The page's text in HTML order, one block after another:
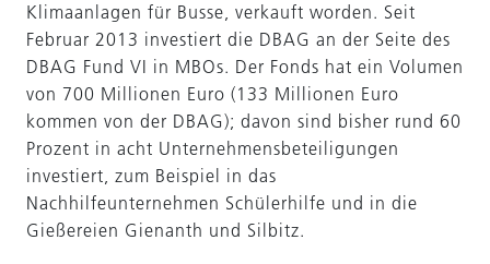
Klimaanlagen für Busse, verkauft worden. Seit
Februar 2013 investiert die DBAG an der Seite des
DBAG Fund VI in MBOs. Der Fonds hat ein Volumen
von 700 Millionen Euro (133 Millionen Euro
kommen von der DBAG); davon sind bisher rund 60
Prozent in acht Unternehmensbeteiligungen
investiert, zum Beispiel in das
Nachhilfeunternehmen Schülerhilfe und in die
Gießereien Gienanth und Silbitz.